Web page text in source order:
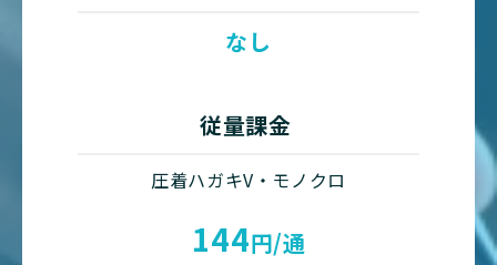
なし
従量課金
圧着ハガキV・モノクロ
144円/通